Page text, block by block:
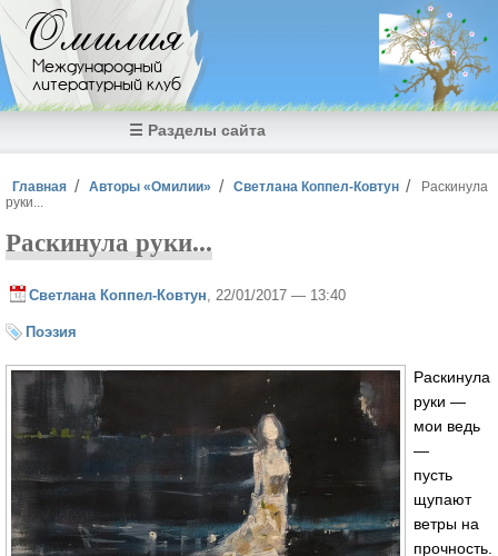
Перейти к основному содержанию
Омилия
Международный
литературный клуб
☰ Разделы сайта
Вы здесь
Главная Авторы «Омилии» Светлана Коппел-Ковтун
Раскинула
руки...
Раскинула руки...
Светлана Коппел-Ковтун , 22/01/2017 — 13:40
Поэзия
Раскинула
руки —
мои ведь
—
пусть
щупают
ветры на
прочность.